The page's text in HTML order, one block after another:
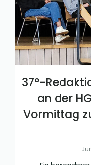
37°-
an der
Vormittag